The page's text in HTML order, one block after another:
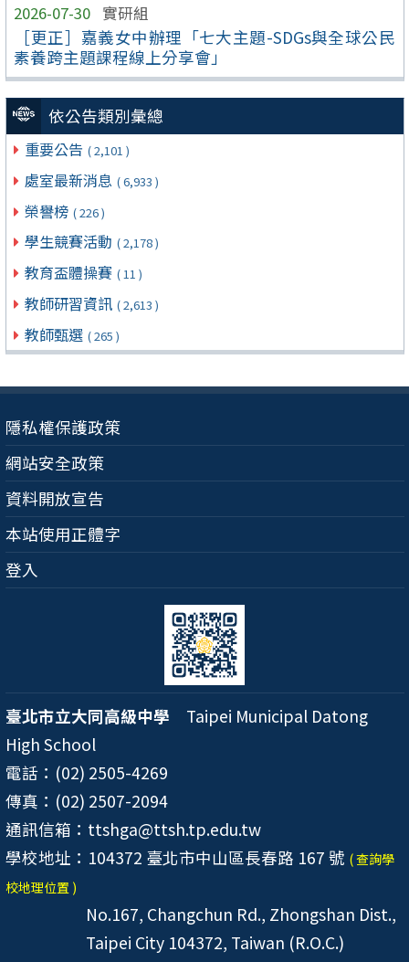
2026-07-30 實研組
［更正］嘉義女中辦理「七大主題-SDGs與全球公民
素養跨主題課程線上分享會」
依公告類別彙總
重要公告 ( 2,101 )
處室最新消息 ( 6,933 )
榮譽榜 ( 226 )
學生競賽活動 ( 2,178 )
教育盃體操賽 ( 11 )
教師研習資訊 ( 2,613 )
教師甄選 ( 265 )
隱私權保護政策
網站安全政策
資料開放宣告
本站使用正體字
登入
臺北市立大同高級中學 Taipei Municipal Datong
High School
電話：(02) 2505-4269
傳真：(02) 2507-2094
通訊信箱：ttshga@ttsh.tp.edu.tw
學校地址：104372 臺北市中山區長春路 167 號 ( 查詢學
校地理位置 )
No.167, Changchun Rd., Zhongshan Dist.,
Taipei City 104372, Taiwan (R.O.C.)